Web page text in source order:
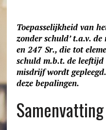
Toepasselijkheid van
zonder schuld’ t.a.v.
en 247 Sr., die tot
schuld m.b.t. de
misdrijf wordt
deze bepalingen.
Samenvatting